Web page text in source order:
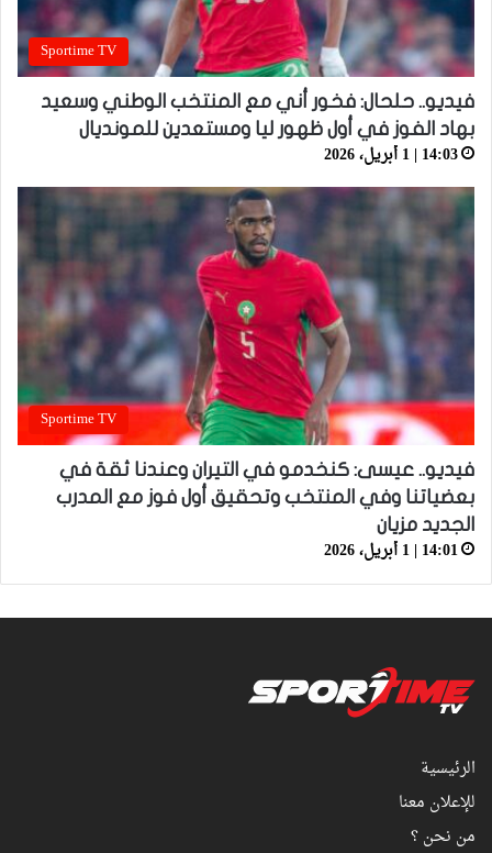
Sportime TV
فيديو.. حلحال: فخور أني مع المنتخب الوطني وسعيد
بهاد الفوز في أول ظهور ليا ومستعدين للمونديال
14:03 | 1 أبريل، 2026
Sportime TV
فيديو.. عيسى: كنخدمو في التيران وعندنا ثقة في
بعضياتنا وفي المنتخب وتحقيق أول فوز مع المدرب
الجديد مزيان
14:01 | 1 أبريل، 2026
الرئيسية
للإعلان معنا
من نحن ؟